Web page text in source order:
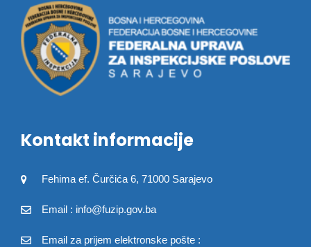
Kontakt informacije
Fehima ef. Čurčića 6, 71000 Sarajevo
Email : info@fuzip.gov.ba
Email za prijem elektronske pošte :